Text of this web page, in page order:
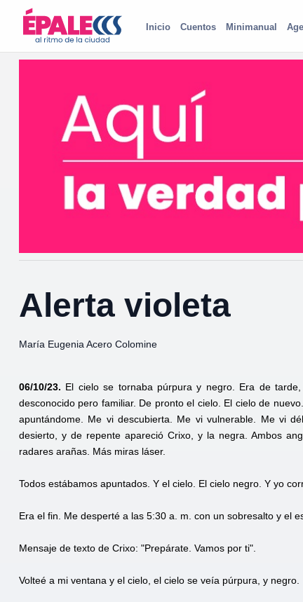
Inicio Cuentos Minimanual
Alerta violeta
María Eugenia Acero Colomine
06/10/23. El cielo se tornaba púrpura y negro. Era de
desconocido pero familiar. De pronto el cielo. El cielo de
apuntándome. Me vi descubierta. Me vi vulnerable. Me vi
desierto, y de repente apareció Crixo, y la negra. Ambos
radares arañas. Más miras láser.
Todos estábamos apuntados. Y el cielo. El cielo negro. Y yo
Era el fin. Me desperté a las 5:30 a. m. con un sobresalto y el
Mensaje de texto de Crixo: "Prepárate. Vamos por ti".
Volteé a mi ventana y el cielo, el cielo se veía púrpura, y negro.